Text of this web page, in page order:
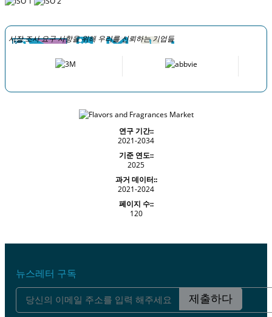
시장 조사 요구 사항을 위해 우리를 신뢰하는 기업들
연구 기간::
2021-2034
기준 연도::
2025
과거 데이터::
2021-2024
페이지 수::
120
뉴스레터 구독
제출하다